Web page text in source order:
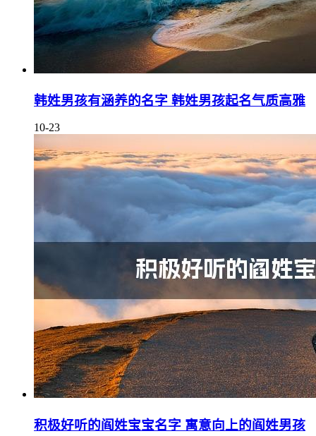
韩姓男孩有涵养的名字 韩姓男孩起名气质高雅
10-23
积极好听的阎姓宝宝名字 寓意向上的阎姓男孩